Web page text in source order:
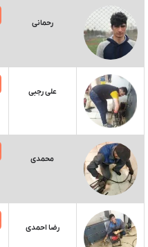
رحمانی
علی رجبی
محمدی
رضا احمدی